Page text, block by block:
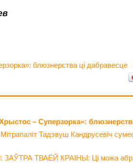
блюзнерства ці дабравесце
Хрыстос – Суперзорка»:
Тадэвуш Кандрусевіч
ТВАЁЙ КРАІНЫ: Ці можа